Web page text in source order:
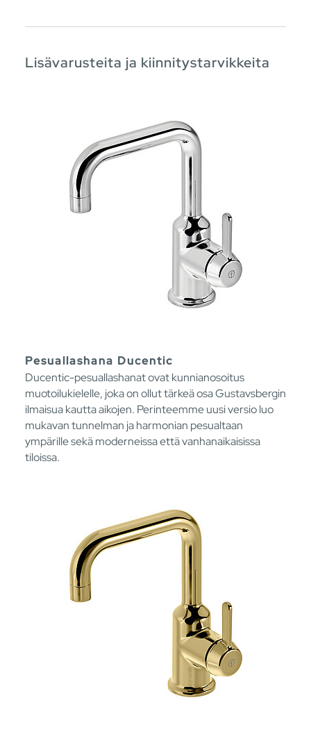
Lisävarusteita ja kiinnitystarvikkeita
Pesuallashana Ducentic
Ducentic-pesuallashanat ovat kunnianosoitus
muotoilukielelle, joka on ollut tärkeä osa Gustavsbergin
ilmaisua kautta aikojen. Perinteemme uusi versio luo
mukavan tunnelman ja harmonian pesualtaan
ympärille sekä moderneissa että vanhanaikaisissa
tiloissa.